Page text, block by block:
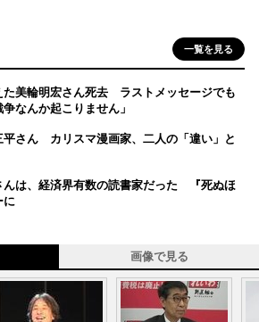
一覧を見る
た美輪明宏さん死去 ラストメッセージでも
なんか起こりません」
平さん カリスマ漫画家、二人の「違い」と
んは、経済界有数の読書家だった 『死ぬほ
に
画像で見る